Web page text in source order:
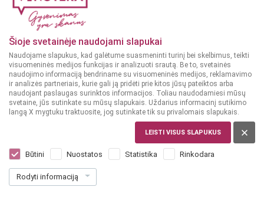
Šioje svetainėje naudojami slapukai
Naudojame slapukus, kad galėtume suasmeninti turinį bei skelbimus, teikti
visuomeninės medijos funkcijas ir analizuoti srautą. Be to, svetainės
naudojimo informaciją bendriname su visuomeninės medijos, reklamavimo
ir analizės partneriais, kurie gali ją pridėti prie kitos jūsų pateiktos arba
naudojant paslaugas surinktos informacijos. Toliau naudodamiesi mūsų
svetaine, jūs sutinkate su mūsų slapukais. Uždarius informacinį sutikimo
langą X mygtuku traktuosite, jog sutinkate tik su privalomais slapukais.
LEISTI VISUS SLAPUKUS
Būtini Nuostatos Statistika Rinkodara
Rodyti informaciją
Tanqueray Rangpur Gin 1 l
Dar nėra balsų, galite įvertinti
3999€ 39.99 € / L